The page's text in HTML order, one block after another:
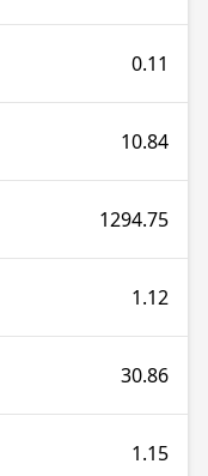
0.11
10.84
1294.75
1.12
30.86
1.15